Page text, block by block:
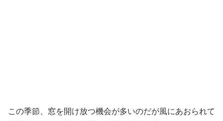
この季節、窓を開け放つ機会が多いのだが風にあおられて